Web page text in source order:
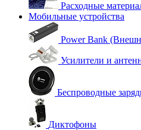
Расходные
Мобильные устройства
Power Bank
Усилители и
Беспроводные
Диктофоны